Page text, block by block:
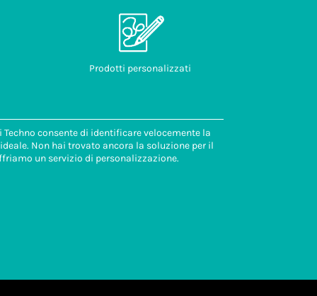
Prodotti personalizzati
consente di identificare velocemente la
Non hai trovato ancora la soluzione per il
un servizio di personalizzazione.